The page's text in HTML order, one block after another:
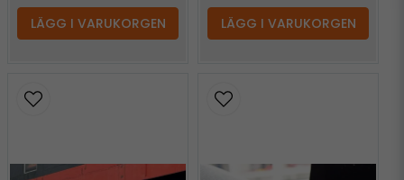
LÄGG I VARUKORGEN LÄGG I VARUKORGEN